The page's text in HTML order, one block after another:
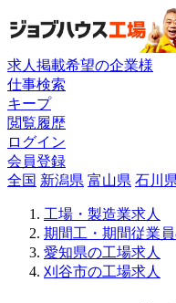
求人掲載希望の企業様
仕事検索
キープ
閲覧履歴
ログイン
会員登録
全国 新潟県 富山県 石川
工場・製造業求人
期間工・期間従業
愛知県の工場求人
刈谷市の工場求人